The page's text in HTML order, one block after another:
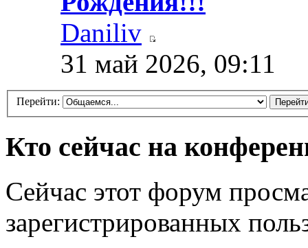
Daniliv
31 май 2026, 09:11
Перейти:
Кто сейчас на
Сейчас этот форум
зарегистрированных